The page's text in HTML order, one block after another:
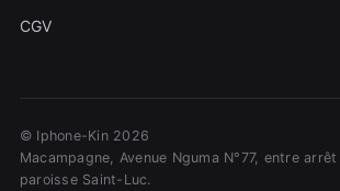
CGV
© Iphone-Kin 2026
Macampagne, Avenue Nguma N°77, entre
paroisse Saint-Luc.